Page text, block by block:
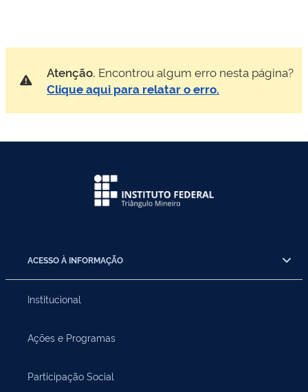
Atenção. Encontrou algum erro nesta página?
Clique aqui para relatar o erro.
ACESSO À INFORMAÇÃO
Institucional
Ações e Programas
Participação Social